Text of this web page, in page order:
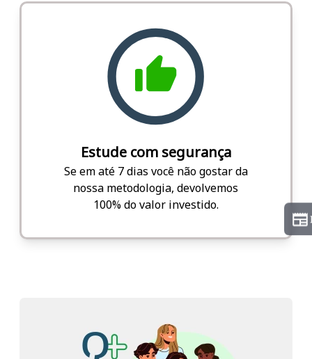
Estude com segurança
Se em até 7 dias você não gostar da
nossa metodologia, devolvemos
100% do valor investido.